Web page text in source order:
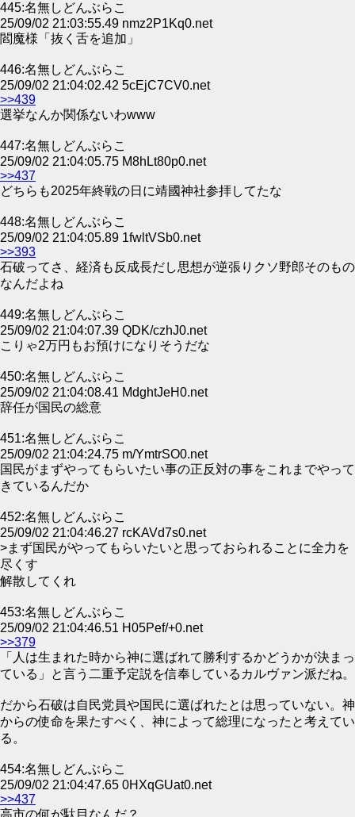
445:名無しどんぶらこ
25/09/02 21:03:55.49 nmz2P1Kq0.net
閻魔様「抜く舌を追加」
446:名無しどんぶらこ
25/09/02 21:04:02.42 5cEjC7CV0.net
>>439
選挙なんか関係ないわwww
447:名無しどんぶらこ
25/09/02 21:04:05.75 M8hLt80p0.net
>>437
どちらも2025年終戦の日に靖國神社参拝してたな
448:名無しどんぶらこ
25/09/02 21:04:05.89 1fwltVSb0.net
>>393
石破ってさ、経済も反成長だし思想が逆張りクソ野郎そのもの
なんだよね
449:名無しどんぶらこ
25/09/02 21:04:07.39 QDK/czhJ0.net
こりゃ2万円もお預けになりそうだな
450:名無しどんぶらこ
25/09/02 21:04:08.41 MdghtJeH0.net
辞任が国民の総意
451:名無しどんぶらこ
25/09/02 21:04:24.75 m/YmtrSO0.net
国民がまずやってもらいたい事の正反対の事をこれまでやって
きているんだか
452:名無しどんぶらこ
25/09/02 21:04:46.27 rcKAVd7s0.net
>まず国民がやってもらいたいと思っておられることに全力を
尽くす
解散してくれ
453:名無しどんぶらこ
25/09/02 21:04:46.51 H05Pef/+0.net
>>379
「人は生まれた時から神に選ばれて勝利するかどうかが決まっ
ている」と言う二重予定説を信奉しているカルヴァン派だね。
だから石破は自民党員や国民に選ばれたとは思っていない。神
からの使命を果たすべく、神によって総理になったと考えてい
る。
454:名無しどんぶらこ
25/09/02 21:04:47.65 0HXqGUat0.net
>>437
高市の何が駄目なんだ？